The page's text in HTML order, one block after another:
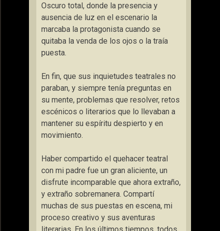
Oscuro total, donde la presencia y
ausencia de luz en el escenario la
marcaba la protagonista cuando se
quitaba la venda de los ojos o la traía
puesta.
En fin, que sus inquietudes teatrales no
paraban, y siempre tenía preguntas en
su mente, problemas que resolver, retos
escénicos o literarios que lo llevaban a
mantener su espíritu despierto y en
movimiento.
Haber compartido el quehacer teatral
con mi padre fue un gran aliciente, un
disfrute incomparable que ahora extraño,
y extraño sobremanera. Compartí
muchas de sus puestas en escena, mi
proceso creativo y sus aventuras
literarias. En los últimos tiempos, todos